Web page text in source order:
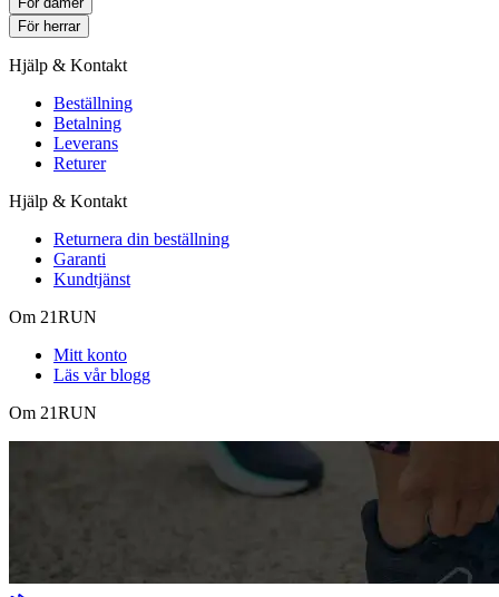
För herrar
Hjälp & Kontakt
Beställning
Betalning
Leverans
Returer
Hjälp & Kontakt
Returnera din beställning
Garanti
Kundtjänst
Om 21RUN
Mitt konto
Läs vår blogg
Om 21RUN